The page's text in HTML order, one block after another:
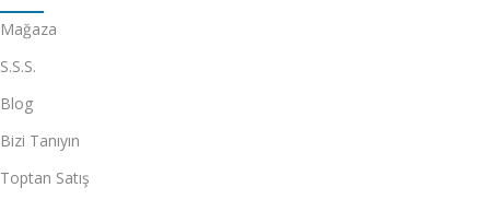
Mağaza
S.S.S.
Blog
Bizi Tanıyın
Toptan Satış